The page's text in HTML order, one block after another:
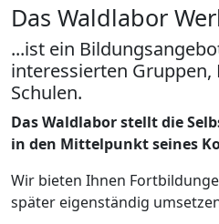
Das Waldlabor
...ist ein
interessierten
Schulen.
Das Waldlabor stellt die
in den Mittelpunkt seines
Wir bieten Ihnen
später eigenständig